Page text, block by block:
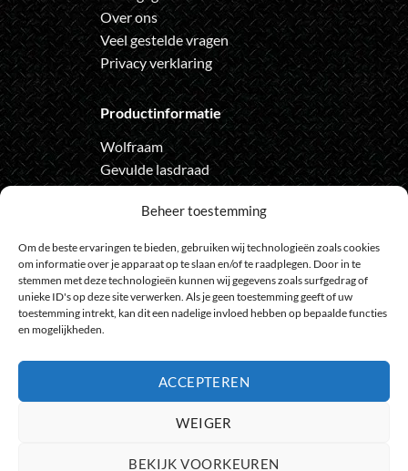
Beheer toestemming
Om de beste ervaringen te bieden, gebruiken wij technologieën zoals cookies
om informatie over je apparaat op te slaan en/of te raadplegen. Door in te
stemmen met deze technologieën kunnen wij gegevens zoals surfgedrag of
unieke ID's op deze site verwerken. Als je geen toestemming geeft of uw
toestemming intrekt, kan dit een nadelige invloed hebben op bepaalde functies
en mogelijkheden.
ACCEPTEREN
WEIGER
BEKIJK VOORKEUREN
Over ons
Veel gestelde vragen
Privacy verklaring
Productinformatie
Wolfraam
Gevulde lasdraad
Automatische lashelm
Onze nieuwsbrief
Meld je aan voor de nieuwsbrief
en loop geen actie meer mis
BancontactGiroPay